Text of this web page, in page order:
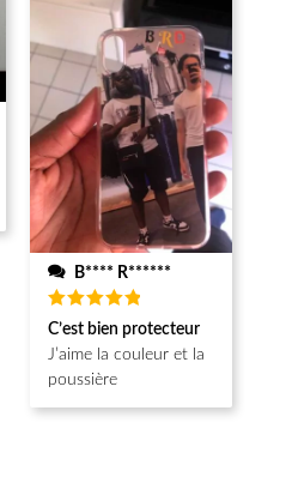
B**** R******
Note5
sur 5
C’est bien protecteur
J’aime la couleur et la
poussière